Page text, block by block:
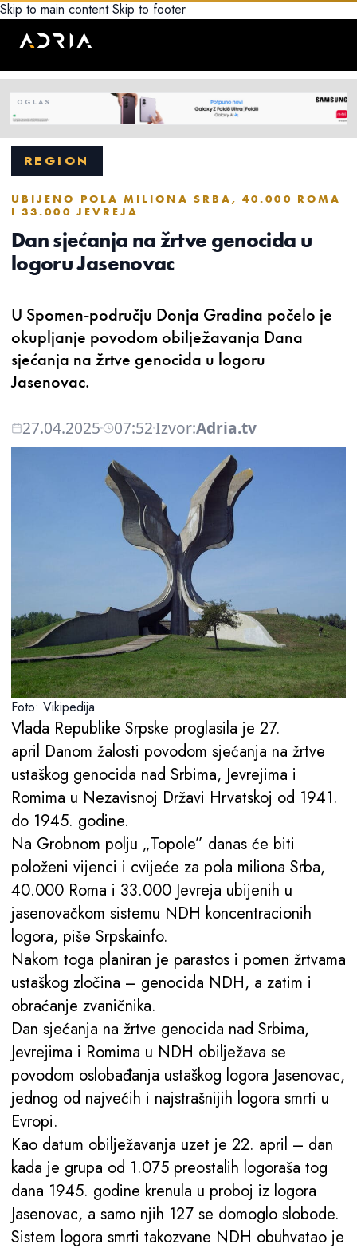
Skip to main content Skip to footer
REGION
UBIJENO POLA MILIONA SRBA, 40.000 ROMA
I 33.000 JEVREJA
Dan sjećanja na žrtve genocida u
logoru Jasenovac
U Spomen-području Donja Gradina počelo je
okupljanje povodom obilježavanja Dana
sjećanja na žrtve genocida u logoru
Jasenovac.
27.04.2025 07:52Izvor:Adria.tv
Foto: Vikipedija
Vlada Republike Srpske proglasila je 27.
april Danom žalosti povodom sjećanja na žrtve
ustaškog genocida nad Srbima, Jevrejima i
Romima u Nezavisnoj Državi Hrvatskoj od 1941.
do 1945. godine.
Na Grobnom polju „Topole” danas će biti
položeni vijenci i cvijeće za pola miliona Srba,
40.000 Roma i 33.000 Jevreja ubijenih u
jasenovačkom sistemu NDH koncentracionih
logora, piše Srpskainfo.
Nakom toga planiran je parastos i pomen žrtvama
ustaškog zločina – genocida NDH, a zatim i
obraćanje zvaničnika.
Dan sjećanja na žrtve genocida nad Srbima,
Jevrejima i Romima u NDH obilježava se
povodom oslobađanja ustaškog logora Jasenovac,
jednog od najvećih i najstrašnijih logora smrti u
Evropi.
Kao datum obilježavanja uzet je 22. april – dan
kada je grupa od 1.075 preostalih logoraša tog
dana 1945. godine krenula u proboj iz logora
Jasenovac, a samo njih 127 se domoglo slobode.
Sistem logora smrti takozvane NDH obuhvatao je